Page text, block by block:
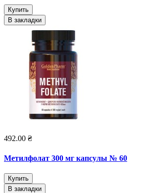
Купить
В закладки
492.00 ₴
Метилфолат 300 мг капсулы № 60
Купить
В закладки